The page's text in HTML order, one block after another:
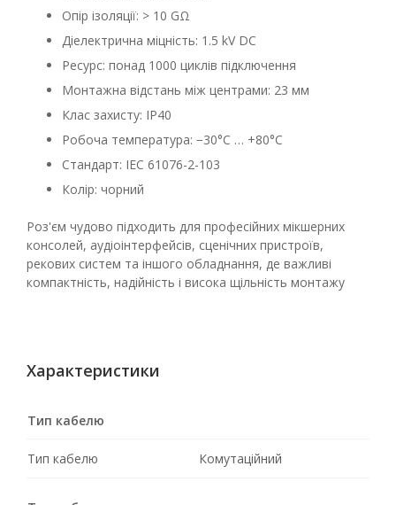
Опір ізоляції: > 10 GΩ
Діелектрична міцність: 1.5 kV DC
Ресурс: понад 1000 циклів підключення
Монтажна відстань між центрами: 23 мм
Клас захисту: IP40
Робоча температура: −30°C … +80°C
Стандарт: IEC 61076-2-103
Колір: чорний
Роз'єм чудово підходить для професійних мікшерних
консолей, аудіоінтерфейсів, сценічних пристроїв,
рекових систем та іншого обладнання, де важливі
компактність, надійність і висока щільність монтажу
Характеристики
Тип кабелю
Тип кабелю Комутаційний